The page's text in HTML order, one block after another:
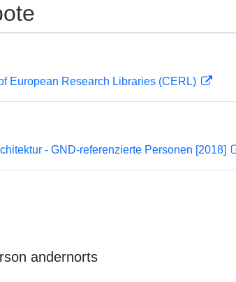
European Research Libraries (CERL)
- GND-referenzierte Personen [2018]
andernorts